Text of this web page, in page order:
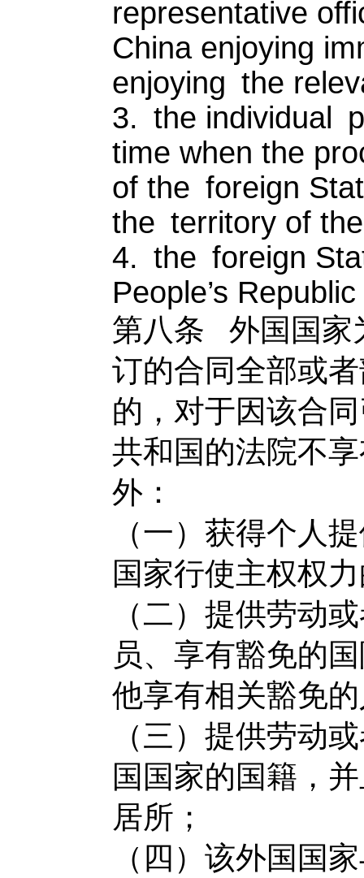
representative
China enjoying
enjoying the
3. the individual
time when the
of the foreign
the territory of
4. the foreign
People’s
第八条
外国国家
订的合同全部或
的，对于因该合
共和国的法院不
外：
（一）获得个人
国家行使主权权
（二）提供劳动
员、享有豁免的
他享有相关豁免
（三）提供劳动
国国家的国籍，
居所；
（四）该外国国